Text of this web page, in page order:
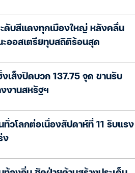
ะดับสีแดงทุกเมืองใหญ่ หลังคลื่น
ออสเตรียทุบสถิติร้อนสุด
เส็งปิดบวก 137.75 จุด ขานรับ
งานสหรัฐฯ
ทั่วโลกต่อเนื่องสัปดาห์ที่ 11 รับแรง
ง